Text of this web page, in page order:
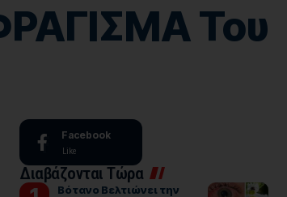
Του
Facebook
Like
Διαβάζονται Τώρα
Βότανο Βελτιώνει την